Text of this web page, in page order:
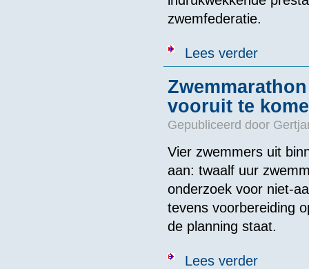
zwemfederatie.
Lees verderover
vooruit te
Gepubliceerd door
Vier zwemmers uit
aan: twaalf uur
onderzoek voor niet-
tevens voorbereiding
de planning staat.
Lees verderover